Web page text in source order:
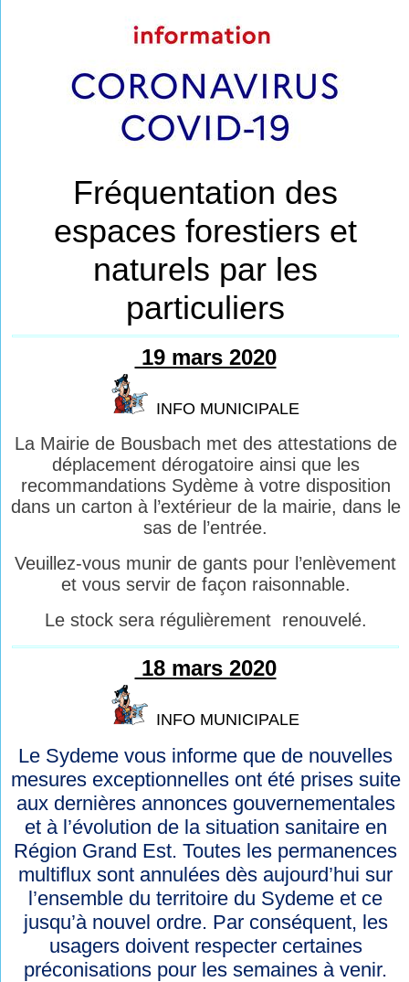
Fréquentation des
espaces forestiers et
naturels par les
particuliers
19 mars 2020
INFO MUNICIPALE
La Mairie de Bousbach met des attestations de
déplacement dérogatoire ainsi que les
recommandations Sydème à votre disposition
dans un carton à l’extérieur de la mairie, dans le
sas de l’entrée.
Veuillez-vous munir de gants pour l’enlèvement
et vous servir de façon raisonnable.
Le stock sera régulièrement renouvelé.
18 mars 2020
INFO MUNICIPALE
Le Sydeme vous informe que de nouvelles
mesures exceptionnelles ont été prises suite
aux dernières annonces gouvernementales
et à l’évolution de la situation sanitaire en
Région Grand Est. Toutes les permanences
multiflux sont annulées dès aujourd’hui sur
l’ensemble du territoire du Sydeme et ce
jusqu’à nouvel ordre. Par conséquent, les
usagers doivent respecter certaines
préconisations pour les semaines à venir.